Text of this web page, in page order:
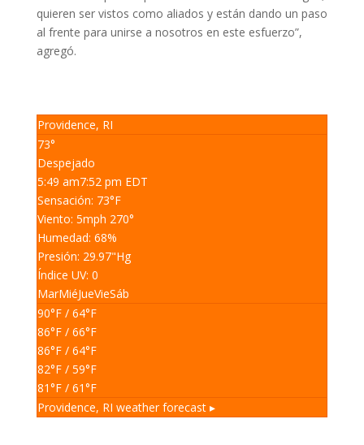
quieren ser vistos como aliados y están dando un paso
al frente para unirse a nosotros en este esfuerzo”,
agregó.
Providence, RI
73°
Despejado
5:49 am7:52 pm EDT
Sensación: 73°F
Viento: 5mph 270°
Humedad: 68%
Presión: 29.97"Hg
Índice UV: 0
MarMiéJueVieSáb
90°F/ 64°F
86°F/ 66°F
86°F/ 64°F
82°F/ 59°F
81°F/ 61°F
Providence, RI weather forecast ▸